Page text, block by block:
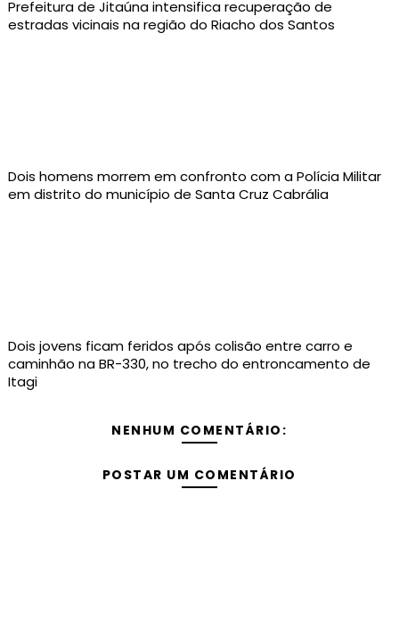
Prefeitura de Jitaúna intensifica recuperação de
estradas vicinais na região do Riacho dos Santos
Dois homens morrem em confronto com a Polícia Militar
em distrito do município de Santa Cruz Cabrália
Dois jovens ficam feridos após colisão entre carro e
caminhão na BR-330, no trecho do entroncamento de
Itagi
NENHUM COMENTÁRIO:
POSTAR UM COMENTÁRIO